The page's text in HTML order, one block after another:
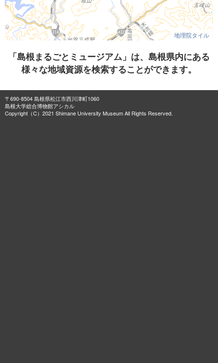
地理院タイル
「島根まるごとミュージアム」は、島根県内にある
様々な地域資源を検索することができます。
〒690-8504 島根県松江市西川津町1060
島根大学総合博物館アシカル
Copyright（C）2021 Shimane University Museum All Rights Reserved.